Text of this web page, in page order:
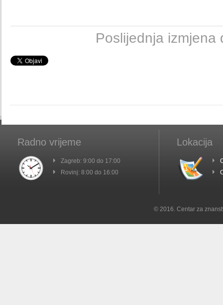
Poslijednja izmjena
Radno vrijeme
Zagreb: 9:00 do 17:00
Rovinj: 8:00 do 16:00
Lokacija
© 2016. Centar za